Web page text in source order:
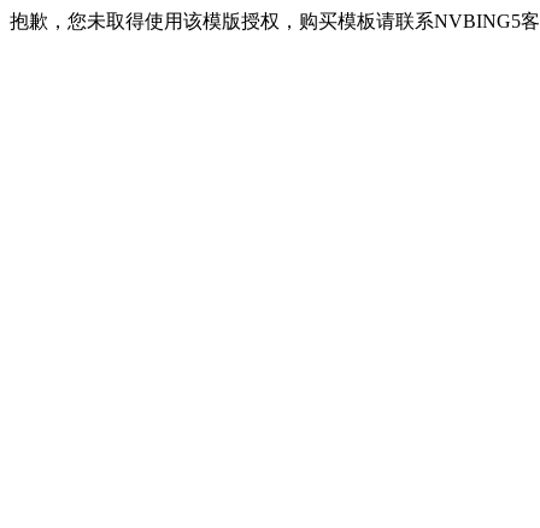
抱歉，您未取得使用该模版授权，购买模板请联系NVBING5客